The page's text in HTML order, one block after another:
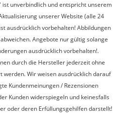
unverbindlich und entspricht unserem
unserer Website (alle 24
ausdrücklich vorbehalten! Abbildungen
Angebote nur gültig solange
ausdrücklich vorbehalten!.
durch die Hersteller jederzeit ohne
werden. Wir weisen ausdrücklich darauf
Kundenmeinungen / Rezensionen
Kunden widerspiegeln und keinesfalls
oder deren Erfüllungsgehilfen darstellt!